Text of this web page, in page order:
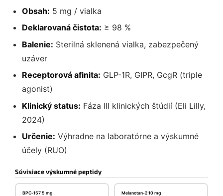
Obsah: 5 mg / vialka
Deklarovaná čistota: ≥ 98 %
Balenie: Sterilná sklenená vialka, zabezpečený
uzáver
Receptorová afinita: GLP-1R, GIPR, GcgR (triple
agonist)
Klinický status: Fáza III klinických štúdií (Eli Lilly,
2024)
Určenie: Výhradne na laboratórne a výskumné
účely (RUO)
Súvisiace výskumné peptidy
BPC‑157 5 mg Melanotan‑2 10 mg